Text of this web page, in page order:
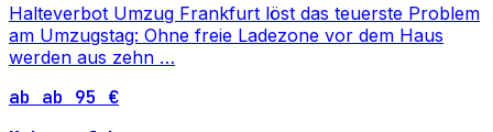
Halteverbot Umzug Frankfurt löst das teuerste Problem
am Umzugstag: Ohne freie Ladezone vor dem Haus
werden aus zehn …
ab ab 95 €